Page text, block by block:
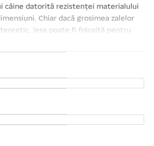
câine datorită rezistenței materialului
Chiar dacă grosimea zalelor
lesa poate fi folosită pentru
de talia acestuia, încercați să
pentru câini sub 10 kg. este o soluție
de control. Permite menținerea în
animale sau să sperie copiii și alte
vecinătate. Nu se răsucește fiind
cu vârtej. Confort în timpul
mânerului din textil căptușit
în diferită culori. 4 mm x 120 cm